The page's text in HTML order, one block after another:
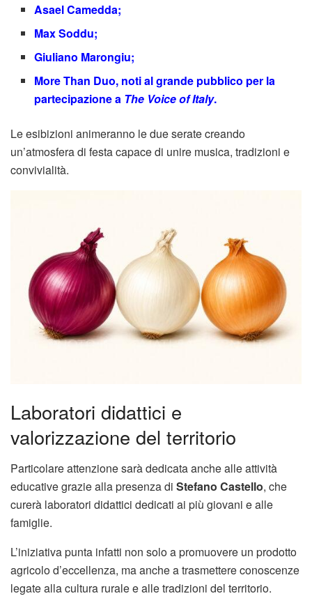
Asael Camedda;
Max Soddu;
Giuliano Marongiu;
More Than Duo, noti al grande pubblico per la
partecipazione a The Voice of Italy.
Le esibizioni animeranno le due serate creando
un’atmosfera di festa capace di unire musica, tradizioni e
convivialità.
Laboratori didattici e
valorizzazione del territorio
Particolare attenzione sarà dedicata anche alle attività
educative grazie alla presenza di Stefano Castello, che
curerà laboratori didattici dedicati ai più giovani e alle
famiglie.
L’iniziativa punta infatti non solo a promuovere un prodotto
agricolo d’eccellenza, ma anche a trasmettere conoscenze
legate alla cultura rurale e alle tradizioni del territorio.